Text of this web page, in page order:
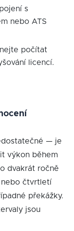
s
nebo ATS
počítat
licencí.
— je
výkon během
dvakrát ročně
nebo čtvrtletí
překážky.
jsou